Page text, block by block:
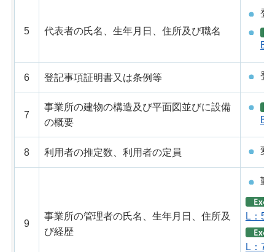
5 代表者の氏名、生年月日、住所及び職名
登
B
6 登記事項証明書又は条例等 登
7
事業所の建物の構造及び平面図並びに設備
の概要
B
8 利用者の推定数、利用者の定員 変
9
事業所の管理者の氏名、生年月日、住所及
び経歴
勤
L：
L：